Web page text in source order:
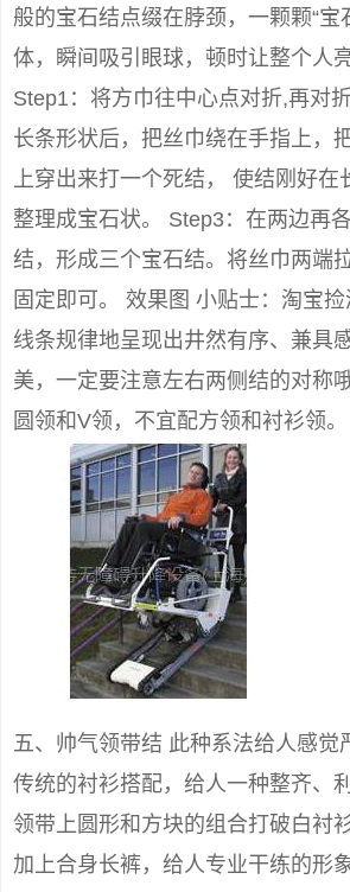
般的宝石结点缀在脖颈，一颗颗“宝
体，瞬间吸引眼球，顿时让整个人
Step1：将方巾往中心点对折,再对
长条形状后，把丝巾绕在手指上，
上穿出来打一个死结， 使结刚好在
整理成宝石状。 Step3：在两边再
结，形成三个宝石结。将丝巾两端
固定即可。 效果图 小贴士：淘宝
线条规律地呈现出井然有序、兼具
美，一定要注意左右两侧结的对称
圆领和V领，不宜配方领和衬衫领。
五、帅气领带结 此种系法给人感觉
传统的衬衫搭配，给人一种整齐、
领带上圆形和方块的组合打破白衬
加上合身长裤，给人专业干练的形